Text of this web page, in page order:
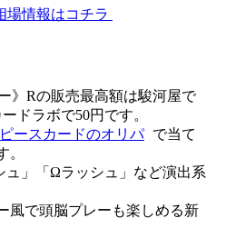
場情報はコチラ
》Rの販売最高額は駿河屋で
ドラボで50円です。
ースカードのオリパ で当て
。
ュ」「Ωラッシュ」など演出系
風で頭脳プレーも楽しめる新